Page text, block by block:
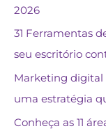
2026
31 Ferramentas
seu escritório
Marketing digital
uma estratégia
Conheça as 11